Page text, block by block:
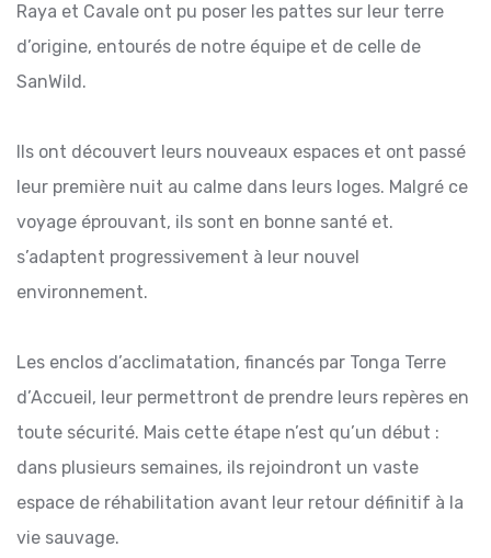
Raya et Cavale ont pu poser les pattes sur leur terre
d’origine, entourés de notre équipe et de celle de
SanWild.
Ils ont découvert leurs nouveaux espaces et ont passé
leur première nuit au calme dans leurs loges. Malgré ce
voyage éprouvant, ils sont en bonne santé et.
s’adaptent progressivement à leur nouvel
environnement.
Les enclos d’acclimatation, financés par Tonga Terre
d’Accueil, leur permettront de prendre leurs repères en
toute sécurité. Mais cette étape n’est qu’un début :
dans plusieurs semaines, ils rejoindront un vaste
espace de réhabilitation avant leur retour définitif à la
vie sauvage.